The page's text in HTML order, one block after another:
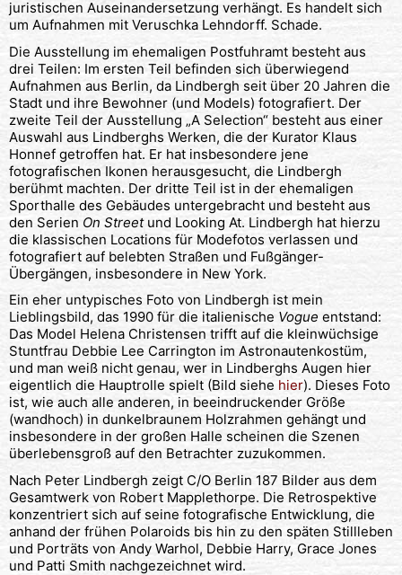
juristischen Auseinandersetzung verhängt. Es handelt sich
um Aufnahmen mit Veruschka Lehndorff. Schade.
Die Ausstellung im ehemaligen Postfuhramt besteht aus
drei Teilen: Im ersten Teil befinden sich überwiegend
Aufnahmen aus Berlin, da Lindbergh seit über 20 Jahren die
Stadt und ihre Bewohner (und Models) fotografiert. Der
zweite Teil der Ausstellung „A Selection“ besteht aus einer
Auswahl aus Lindberghs Werken, die der Kurator Klaus
Honnef getroffen hat. Er hat insbesondere jene
fotografischen Ikonen herausgesucht, die Lindbergh
berühmt machten. Der dritte Teil ist in der ehemaligen
Sporthalle des Gebäudes untergebracht und besteht aus
den Serien On Streetund Looking At. Lindbergh hat hierzu
die klassischen Locations für Modefotos verlassen und
fotografiert auf belebten Straßen und Fußgänger-
Übergängen, insbesondere in New York.
Ein eher untypisches Foto von Lindbergh ist mein
Lieblingsbild, das 1990 für die italienische Vogue entstand:
Das Model Helena Christensen trifft auf die kleinwüchsige
Stuntfrau Debbie Lee Carrington im Astronautenkostüm,
und man weiß nicht genau, wer in Lindberghs Augen hier
eigentlich die Hauptrolle spielt (Bild siehe hier). Dieses Foto
ist, wie auch alle anderen, in beeindruckender Größe
(wandhoch) in dunkelbraunem Holzrahmen gehängt und
insbesondere in der großen Halle scheinen die Szenen
überlebensgroß auf den Betrachter zuzukommen.
Nach Peter Lindbergh zeigt C/O Berlin 187 Bilder aus dem
Gesamtwerk von Robert Mapplethorpe. Die Retrospektive
konzentriert sich auf seine fotografische Entwicklung, die
anhand der frühen Polaroids bis hin zu den späten Stillleben
und Porträts von Andy Warhol, Debbie Harry, Grace Jones
und Patti Smith nachgezeichnet wird.